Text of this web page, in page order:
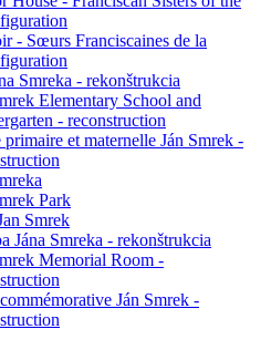
- Sœurs Franciscaines de la
Smreka - rekonštrukcia
Elementary School and
- reconstruction
primaire et maternelle Ján Smrek -
Park
Smrek
Jána Smreka - rekonštrukcia
Memorial Room -
Ján Smrek -